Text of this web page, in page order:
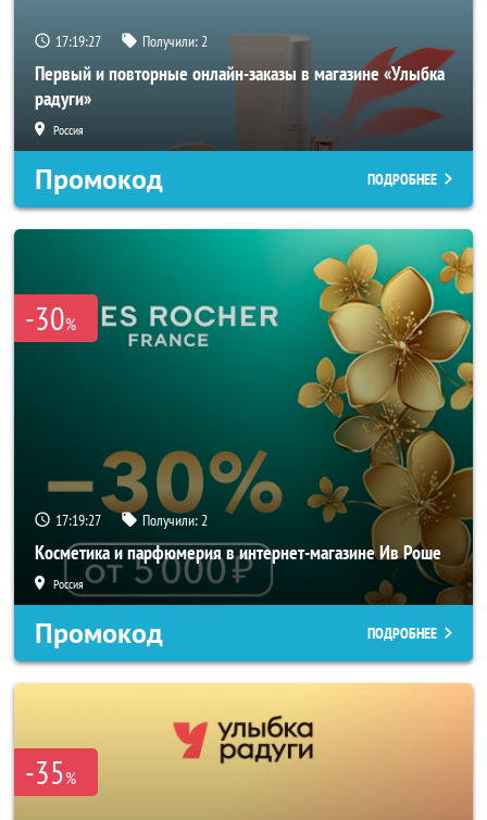
17:19:25 Получили:2
Первый и повторные онлайн-заказы в магазине «Улыбка
радуги»
Россия
Промокод ПОДРОБНЕЕ
-30%
17:19:25 Получили:2
Косметика и парфюмерия в интернет-магазине Ив Роше
Россия
Промокод ПОДРОБНЕЕ
-35%